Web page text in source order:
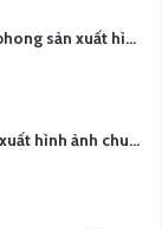
YCN MEDIA – Đơn vị tiên phong sản xuất hình ảnh & âm thanh bằng AI tại Hà Nội
YCN MEDIA – Đối tác sản xuất hình ảnh chuyên nghiệp cho doanh nghiệp tại Hà Nội